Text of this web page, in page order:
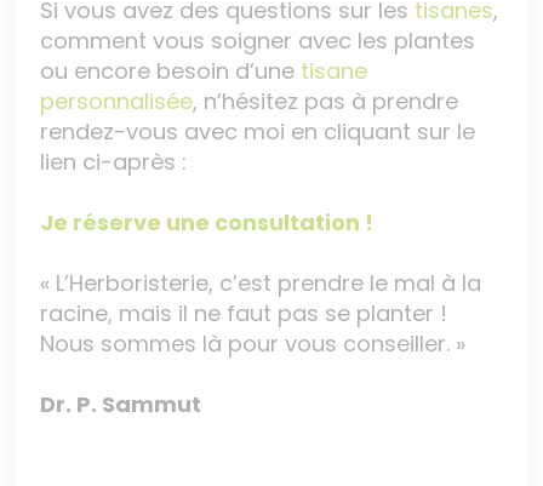
Si vous avez des questions sur les tisanes,
comment vous soigner avec les plantes
ou encore besoin d’une tisane
personnalisée, n’hésitez pas à prendre
rendez-vous avec moi en cliquant sur le
lien ci-après :
Je réserve une consultation !
« L’Herboristerie, c’est prendre le mal à la
racine, mais il ne faut pas se planter !
Nous sommes là pour vous conseiller. »
Dr. P. Sammut